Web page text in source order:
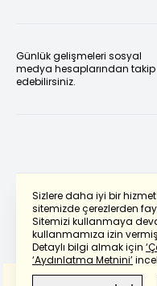
Sizlere daha iyi bir
sitemizde çerezlerden
Sitemizi kullanmaya
kullanmamıza izin
Detaylı bilgi almak için
‘Aydınlatma Metnini’
Günlük gelişmeleri sosyal
medya hesaplarından takip
edebilirsiniz.
Powered by
Bu çevirideGoogle